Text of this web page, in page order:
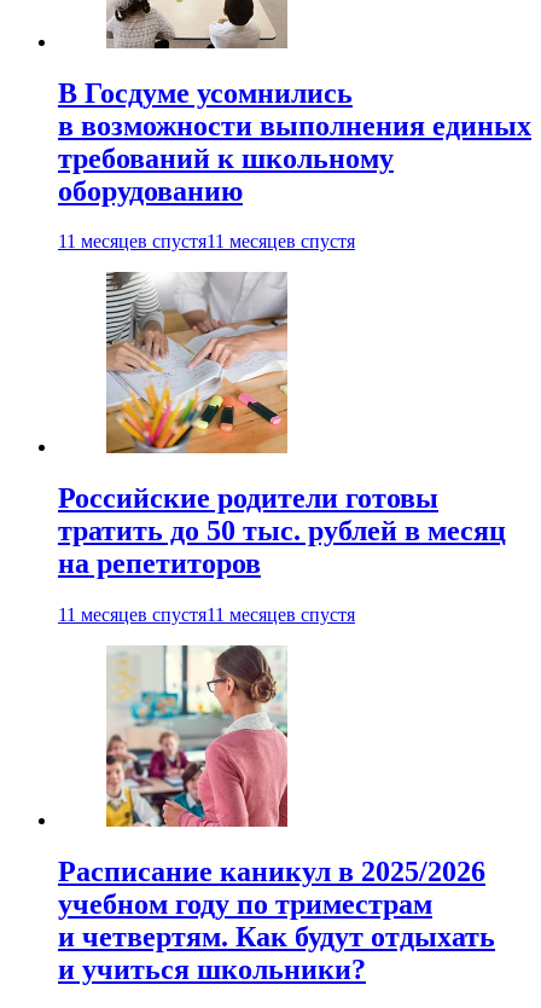
В Госдуме усомнились
в возможности выполнения единых
требований к школьному
оборудованию
11 месяцев спустя11 месяцев спустя
Российские родители готовы
тратить до 50 тыс. рублей в месяц
на репетиторов
11 месяцев спустя11 месяцев спустя
Расписание каникул в 2025/2026
учебном году по триместрам
и четвертям. Как будут отдыхать
и учиться школьники?